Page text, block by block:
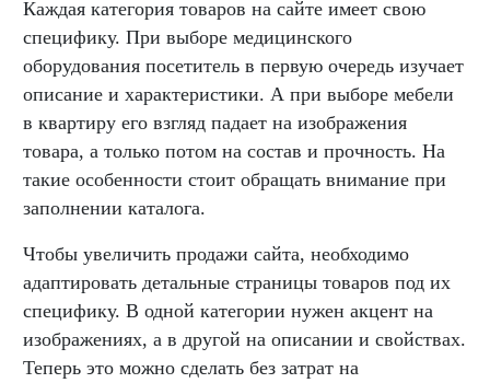
Каждая категория товаров на сайте имеет свою
специфику. При выборе медицинского
оборудования посетитель в первую очередь изучает
описание и характеристики. А при выборе мебели
в квартиру его взгляд падает на изображения
товара, а только потом на состав и прочность. На
такие особенности стоит обращать внимание при
заполнении каталога.
Чтобы увеличить продажи сайта, необходимо
адаптировать детальные страницы товаров под их
специфику. В одной категории нужен акцент на
изображениях, а в другой на описании и свойствах.
Теперь это можно сделать без затрат на